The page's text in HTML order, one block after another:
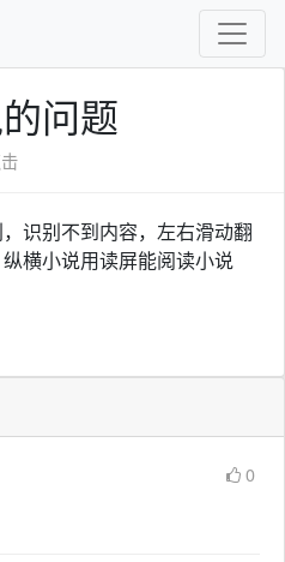
问题
识别不到内容，左右滑动翻
横小说用读屏能阅读小说
0